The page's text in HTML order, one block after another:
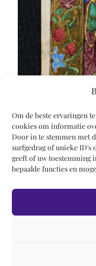
Om de beste ervaringen
cookies om informatie
Door in te stemmen met
surfgedrag of unieke ID's
geeft of uw toestemming
bepaalde functies en